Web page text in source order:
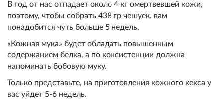
В год от нас отпадает около 4 кг омертвевшей кожи,
поэтому, чтобы собрать 438 гр чешуек, вам
понадобится чуть больше 5 недель.
«Кожная мука» будет обладать повышенным
содержанием белка, а по консистенции должна
напоминать бобовую муку.
Только представьте, на приготовления кожного кекса у
вас уйдет 5-6 недель.